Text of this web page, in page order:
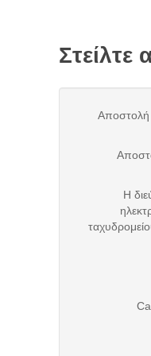
Η